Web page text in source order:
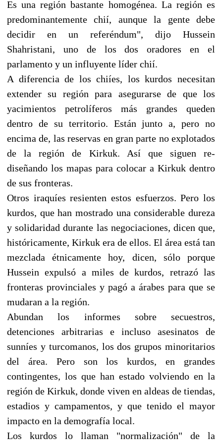
Es una región bastante homogénea. La región es
predominantemente chií, aunque la gente debe
decidir en un referéndum", dijo Hussein
Shahristani, uno de los dos oradores en el
parlamento y un influyente líder chií.
A diferencia de los chiíes, los kurdos necesitan
extender su región para asegurarse de que los
yacimientos petrolíferos más grandes queden
dentro de su territorio. Están junto a, pero no
encima de, las reservas en gran parte no explotados
de la región de Kirkuk. Así que siguen re-
diseñando los mapas para colocar a Kirkuk dentro
de sus fronteras.
Otros iraquíes resienten estos esfuerzos. Pero los
kurdos, que han mostrado una considerable dureza
y solidaridad durante las negociaciones, dicen que,
históricamente, Kirkuk era de ellos. El área está tan
mezclada étnicamente hoy, dicen, sólo porque
Hussein expulsó a miles de kurdos, retrazó las
fronteras provinciales y pagó a árabes para que se
mudaran a la región.
Abundan los informes sobre secuestros,
detenciones arbitrarias e incluso asesinatos de
sunníes y turcomanos, los dos grupos minoritarios
del área. Pero son los kurdos, en grandes
contingentes, los que han estado volviendo en la
región de Kirkuk, donde viven en aldeas de tiendas,
estadios y campamentos, y que tenido el mayor
impacto en la demografía local.
Los kurdos lo llaman "normalización" de la